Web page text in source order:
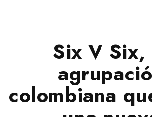
Six V Six,
colombiana